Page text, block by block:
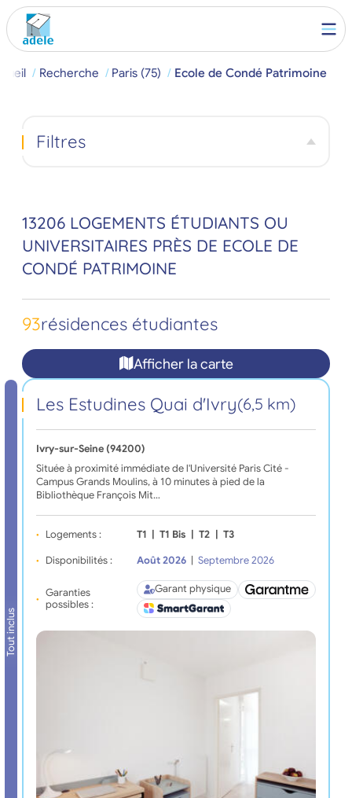
Recherche Paris (75) Ecole de Condé Patrimoine
13206 LOGEMENTS ÉTUDIANTS OU
UNIVERSITAIRES PRÈS DE ECOLE DE
CONDÉ PATRIMOINE
93résidences étudiantes
Afficher la carte
Tout inclus
Les Estudines Quai d'Ivry(6,5 km)
Ivry-sur-Seine (94200)
Située à proximité immédiate de l'Université Paris Cité -
Campus Grands Moulins, à 10 minutes à pied de la
Bibliothèque François Mit…
Logements : T1 | T1 Bis | T2 | T3
Disponibilités : Août 2026 | Septembre 2026
Garanties
possibles :
Garant physique
Filtres